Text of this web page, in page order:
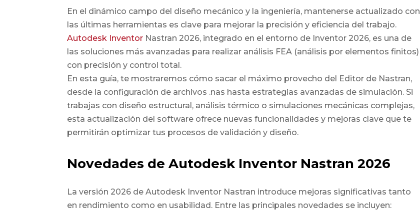
En el dinámico campo del diseño mecánico y la ingeniería, mantenerse actualizado con
las últimas herramientas es clave para mejorar la precisión y eficiencia del trabajo.
Autodesk Inventor Nastran 2026, integrado en el entorno de Inventor 2026, es una de
las soluciones más avanzadas para realizar análisis FEA (análisis por elementos finitos)
con precisión y control total.
En esta guía, te mostraremos cómo sacar el máximo provecho del Editor de Nastran,
desde la configuración de archivos .nas hasta estrategias avanzadas de simulación. Si
trabajas con diseño estructural, análisis térmico o simulaciones mecánicas complejas,
esta actualización del software ofrece nuevas funcionalidades y mejoras clave que te
permitirán optimizar tus procesos de validación y diseño.
Novedades de Autodesk Inventor Nastran 2026
La versión 2026 de Autodesk Inventor Nastran introduce mejoras significativas tanto
en rendimiento como en usabilidad. Entre las principales novedades se incluyen: